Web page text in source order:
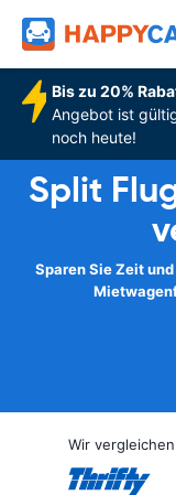
Bis zu 20%
Angebot ist
noch heute!
Split
Sparen Sie Zeit
Wir